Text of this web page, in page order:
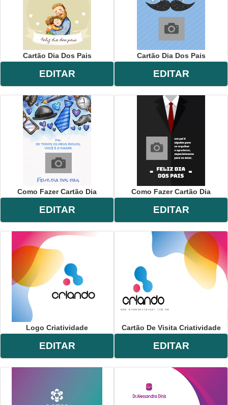
Cartão Dia Dos Pais
EDITAR
Cartão Dia Dos Pais
EDITAR
Como Fazer Cartão Dia
EDITAR
Como Fazer Cartão Dia
EDITAR
Logo Criatividade
EDITAR
Cartão De Visita Criatividade
EDITAR